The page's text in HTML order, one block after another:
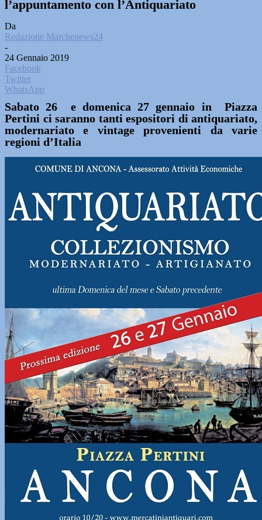
l’appuntamento con l’Antiquariato
Da
Redazione Marchenews24
-
24 Gennaio 2019
Facebook
Twitter
WhatsApp
Sabato 26 e domenica 27 gennaio in Piazza
Pertini ci saranno tanti espositori di antiquariato,
modernariato e vintage provenienti da varie
regioni d’Italia